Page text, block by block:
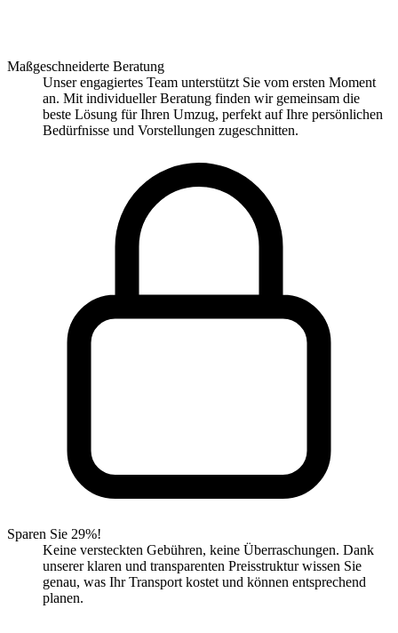
Maßgeschneiderte Beratung
Unser engagiertes Team unterstützt Sie vom ersten Moment
an. Mit individueller Beratung finden wir gemeinsam die
beste Lösung für Ihren Umzug, perfekt auf Ihre persönlichen
Bedürfnisse und Vorstellungen zugeschnitten.
Sparen Sie 29%!
Keine versteckten Gebühren, keine Überraschungen. Dank
unserer klaren und transparenten Preisstruktur wissen Sie
genau, was Ihr Transport kostet und können entsprechend
planen.